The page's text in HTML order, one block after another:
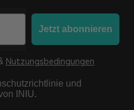
Jetzt abonnieren
Nutzungsbedingungen
und
INIU.